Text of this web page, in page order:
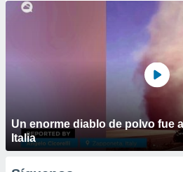
Un enorme diablo de polvo fue
Italia